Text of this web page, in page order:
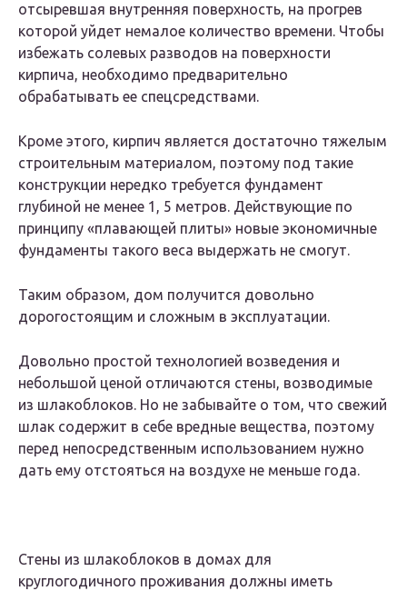
отсыревшая внутренняя поверхность, на прогрев
которой уйдет немалое количество времени. Чтобы
избежать солевых разводов на поверхности
кирпича, необходимо предварительно
обрабатывать ее спецсредствами.
Кроме этого, кирпич является достаточно тяжелым
строительным материалом, поэтому под такие
конструкции нередко требуется фундамент
глубиной не менее 1, 5 метров. Действующие по
принципу «плавающей плиты» новые экономичные
фундаменты такого веса выдержать не смогут.
Таким образом, дом получится довольно
дорогостоящим и сложным в эксплуатации.
Довольно простой технологией возведения и
небольшой ценой отличаются стены, возводимые
из шлакоблоков. Но не забывайте о том, что свежий
шлак содержит в себе вредные вещества, поэтому
перед непосредственным использованием нужно
дать ему отстояться на воздухе не меньше года.
Стены из шлакоблоков в домах для
круглогодичного проживания должны иметь